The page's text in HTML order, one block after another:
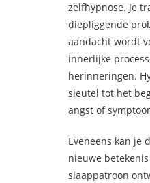
zelfhypnose. Je
diepliggende
aandacht wordt
innerlijke
herinneringen.
sleutel tot het
angst of
Eveneens kan je
nieuwe
slaappatroon